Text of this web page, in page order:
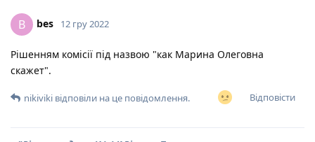
B bes 12 гру 2022
Рішенням комісії під назвою "как Марина Олеговна
скажет".
Відповісти
nikiviki відповіли на це повідомлення.